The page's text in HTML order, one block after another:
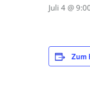
Juli 4 @
Zum